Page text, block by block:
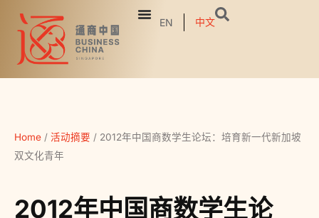
EN 中文
Home / 活动摘要 / 2012年中国商数学生论坛：培育新一代新加坡
双文化青年
2012年中国商数学生论